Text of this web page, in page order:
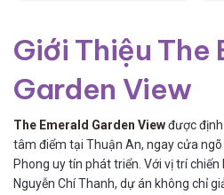
Giới Thiệu The
Garden View
The Emerald Garden Viewđược
tâm điểm tại Thuận An, ngay cửa ngõ
Phong uy tín phát triển. Với vị trí
Nguyễn Chí Thanh, dự án không chỉ